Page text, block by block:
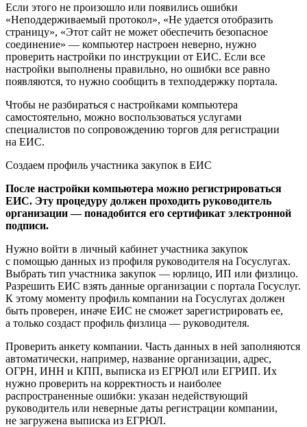
Если этого не произошло или появились ошибки
«Неподдерживаемый протокол», «Не удается отобразить
страницу», «Этот сайт не может обеспечить безопасное
соединение» — компьютер настроен неверно, нужно
проверить настройки по инструкции от ЕИС. Если все
настройки выполнены правильно, но ошибки все равно
появляются, то нужно сообщить в техподдержку портала.
Чтобы не разбираться с настройками компьютера
самостоятельно, можно воспользоваться услугами
специалистов по сопровождению торгов для регистрации
на ЕИС.
Создаем профиль участника закупок в ЕИС
После настройки компьютера можно регистрироваться
ЕИС. Эту процедуру должен проходить руководитель
организации — понадобится его сертификат электронной
подписи.
Нужно войти в личный кабинет участника закупок
с помощью данных из профиля руководителя на Госуслугах.
Выбрать тип участника закупок — юрлицо, ИП или физлицо.
Разрешить ЕИС взять данные организации с портала Госуслуг.
К этому моменту профиль компании на Госуслугах должен
быть проверен, иначе ЕИС не сможет зарегистрировать ее,
а только создаст профиль физлица — руководителя.
Проверить анкету компании. Часть данных в ней заполняются
автоматически, например, название организации, адрес,
ОГРН, ИНН и КПП, выписка из ЕГРЮЛ или ЕГРИП. Их
нужно проверить на корректность и наиболее
распространенные ошибки: указан недействующий
руководитель или неверные даты регистрации компании,
не загружена выписка из ЕГРЮЛ.